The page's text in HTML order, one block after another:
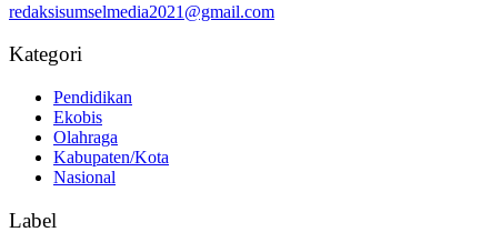
redaksisumselmedia2021@gmail.com
Kategori
Pendidikan
Ekobis
Olahraga
Kabupaten/Kota
Nasional
Label